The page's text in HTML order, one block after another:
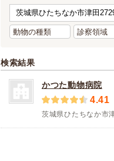
検索結果
かつた動物病院
4.41
茨城県ひたちなか市